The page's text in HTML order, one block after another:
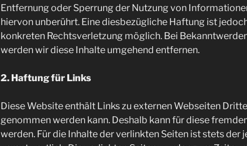
Entfernung oder Sperrung der Nutzung von
hiervon unberührt. Eine diesbezügliche Haftung ist
konkreten Rechtsverletzung möglich. Bei
werden wir diese Inhalte umgehend entfernen.
2. Haftung für Links
Diese Website enthält Links zu externen Webseiten
genommen werden kann. Deshalb kann für diese
werden. Für die Inhalte der verlinkten Seiten ist stets